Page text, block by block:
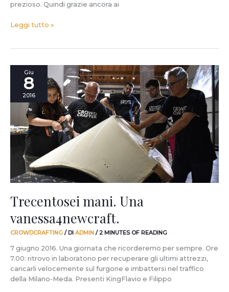
prezioso. Quindi grazie ancora ai
Leggi tutto »
Giu
8
2016
Trecentosei mani. Una
vanessa4newcraft.
CROWDCRAFTING / DI ADMIN /2 MINUTES OF READING
7 giugno 2016. Una giornata che ricorderemo per sempre. Ore
7.00: ritrovo in laboratorio per recuperare gli ultimi attrezzi,
caricarli velocemente sul furgone e imbattersi nel traffico
della Milano-Meda. Presenti KingFlavio e Filippo
Trecentosei
mani.
vanessa4newcraft.